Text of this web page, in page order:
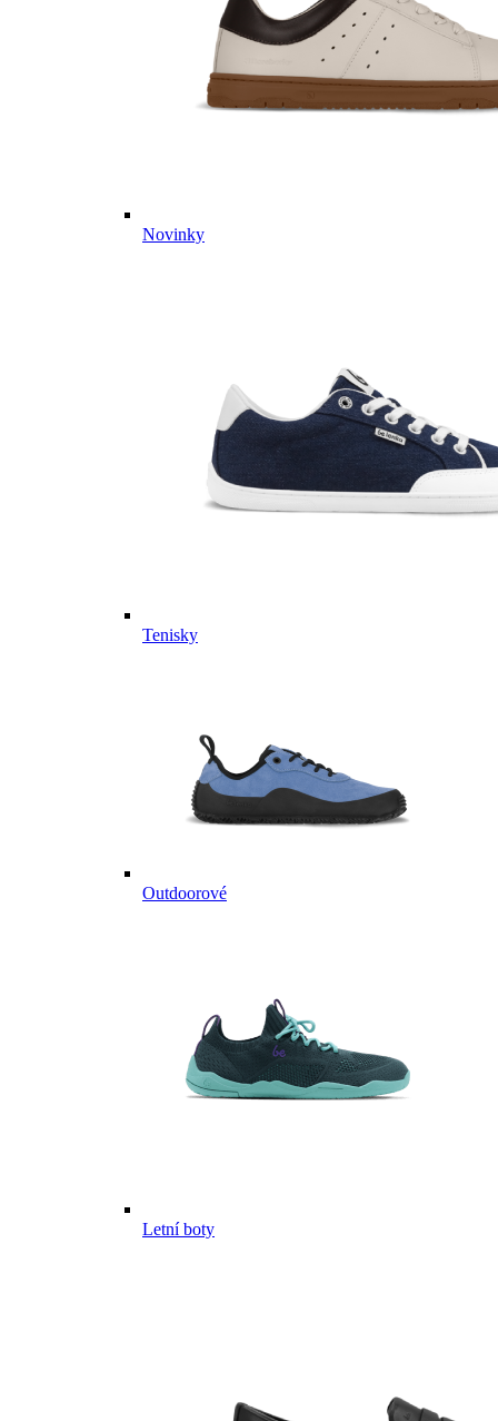
Novinky
Tenisky
Outdoorové
Letní boty